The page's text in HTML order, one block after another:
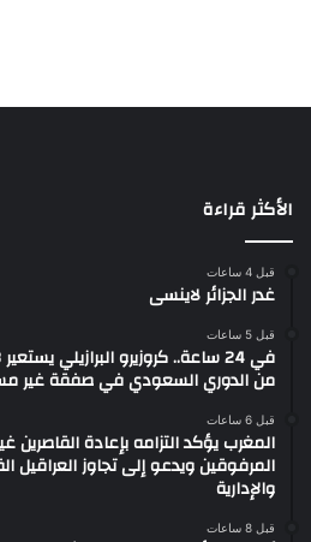
الأكثر قراءة
قبل 4 ساعات
غدر الجزائر لاينسى
قبل 5 ساعات
من الدوري السعودي في صفقة غير
قبل 6 ساعات
المغرب يؤكد التزامه بإعادة القاصرين
المرفوقين ويدعو إلى تجاوز العراقيل
والإدارية
قبل 8 ساعات